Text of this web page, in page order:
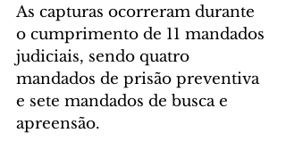
As capturas ocorreram durante
o cumprimento de 11 mandados
judiciais, sendo quatro
mandados de prisão preventiva
e sete mandados de busca e
apreensão.